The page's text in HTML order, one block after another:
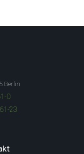
Berlin
0
23